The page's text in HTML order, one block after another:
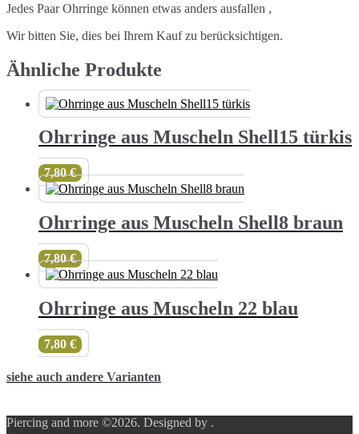
Jedes Paar Ohrringe können etwas anders ausfallen ,
Wir bitten Sie, dies bei Ihrem Kauf zu berücksichtigen.
Ähnliche Produkte
Ohrringe aus Muscheln Shell15 türkis
7,80€
Ohrringe aus Muscheln Shell8 braun
7,80€
Ohrringe aus Muscheln 22 blau
7,80 €
siehe auch andere Varianten
Piercing and more ©2026. Designed by .